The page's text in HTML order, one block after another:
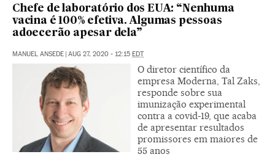
Chefe de laboratório dos EUA: “Nenhuma
vacina é 100% efetiva. Algumas pessoas
adoecerão apesar dela”
MANUEL ANSEDE | AUG 27, 2020 - 12:15 EDT
O diretor científico da
empresa Moderna, Tal Zaks,
responde sobre sua
imunização experimental
contra a covid-19, que acaba
de apresentar resultados
promissores em maiores de
55 anos